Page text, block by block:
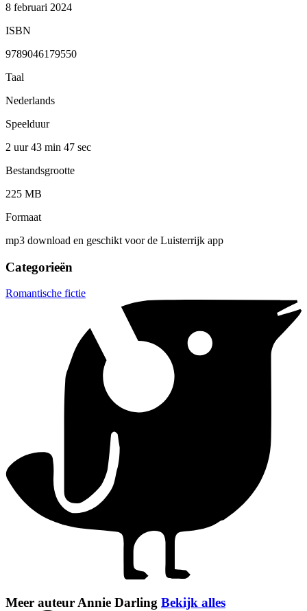
8 februari 2024
ISBN
9789046179550
Taal
Nederlands
Speelduur
2 uur 43 min 47 sec
Bestandsgrootte
225 MB
Formaat
mp3 download en geschikt voor de Luisterrijk app
Categorieën
Romantische fictie
Meer auteur Annie Darling Bekijk alles